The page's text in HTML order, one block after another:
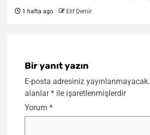
1 hafta ago Elif Demir
Bir yanıt yazın
E-posta adresiniz yayınlanmayacak.
alanlar* ile işaretlenmişlerdir
Yorum *